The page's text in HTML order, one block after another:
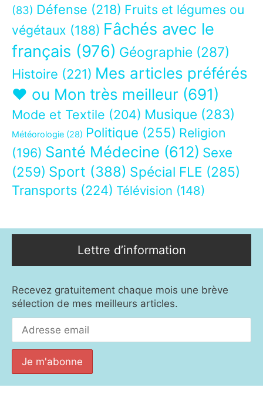
(83) Défense (218) Fruits et légumes ou
végétaux (188) Fâchés avec le
français (976) Géographie (287)
Histoire (221) Mes articles préférés
❤ ou Mon très meilleur (691)
Mode et Textile (204) Musique (283)
Météorologie (28) Politique (255) Religion
(196) Santé Médecine (612) Sexe
(259) Sport (388) Spécial FLE (285)
Transports (224) Télévision (148)
Lettre d’information
Recevez gratuitement chaque mois une brève
sélection de mes meilleurs articles.